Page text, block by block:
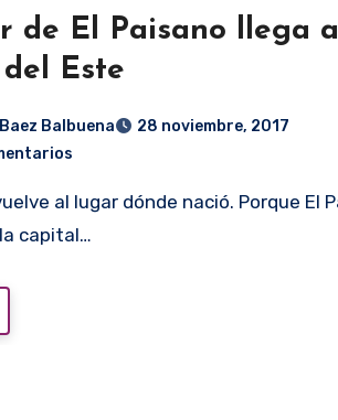
de El Paisano llega a
Este
Balbuena
28 noviembre, 2017
capital…